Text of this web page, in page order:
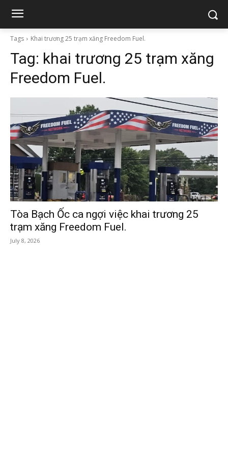
Tags Khai trương 25 trạm xăng Freedom Fuel.
Tag: khai trương 25 trạm xăng
Freedom Fuel.
Tòa Bạch Ốc ca ngợi việc khai trương 25
trạm xăng Freedom Fuel.
July 8, 2026